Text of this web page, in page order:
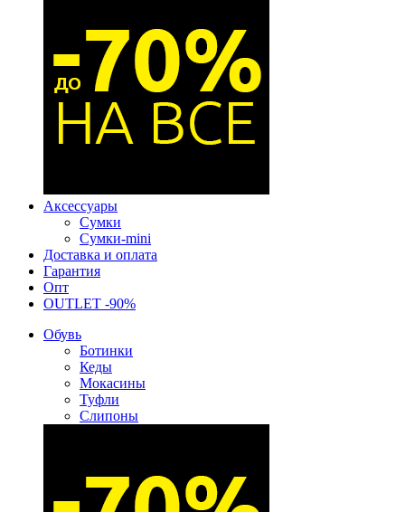
Аксессуары
Сумки
Сумки-mini
Доставка и оплата
Гарантия
Опт
OUTLET -90%
Обувь
Ботинки
Кеды
Мокасины
Туфли
Слипоны